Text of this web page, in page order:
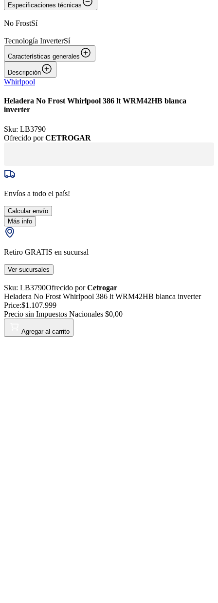
Especificaciones técnicas
No FrostSí
Tecnología InverterSí
Características generales
Descripción
Whirlpool
Heladera No Frost Whirlpool 386 lt WRM42HB blanca
inverter
Sku: LB3790
Ofrecido porCETROGAR
Envíos a todo el país!
Calcular envío
Más info
Retiro GRATIS en sucursal
Ver sucursales
Sku: LB3790Ofrecido porCetrogar
Heladera No Frost Whirlpool 386 lt WRM42HB blanca inverter
Price:$1.107.999
Precio sin Impuestos Nacionales $0,00
Agregar al carrito